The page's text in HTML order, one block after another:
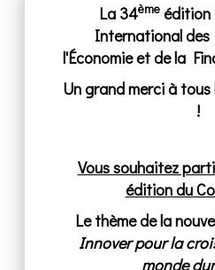
La 34èmeédition
International des
l'Économie et de la
Un grand merci à
!
Vous souhaitez
édition du
Le thème de la
Innover pour la
monde